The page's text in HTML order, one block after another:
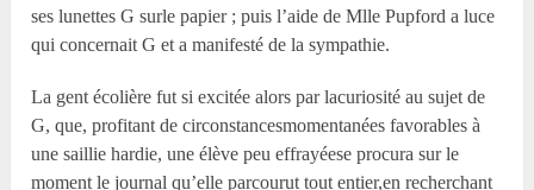
ses lunettes G surle papier ; puis l’aide de Mlle Pupford a luce
qui concernait G et a manifesté de la sympathie.
La gent écolière fut si excitée alors par lacuriosité au sujet de
G, que, profitant de circonstancesmomentanées favorables à
une saillie hardie, une élève peu effrayéese procura sur le
moment le journal qu’elle parcourut tout entier,en recherchant